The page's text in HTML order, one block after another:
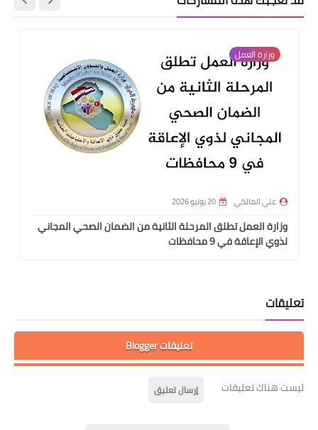
وزارة العمل
علي المالكي 20 يوليو 2026
وزارة العمل تطلق المرحلة الثانية من الضمان الصحي المجاني
لذوي الإعاقة في 9 محافظات
تعليقات
تعليقات Blogger
ليست هناك تعليقات إرسال تعليق